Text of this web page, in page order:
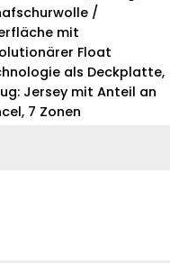
/
mit
Float
als Deckplatte,
Jersey mit Anteil an
7 Zonen